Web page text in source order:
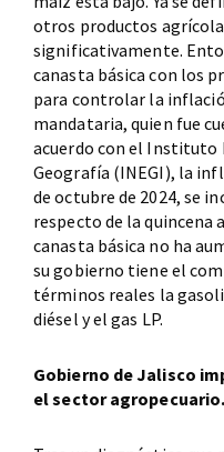
otros productos
significativamente.
canasta básica con los
para controlar la
mandataria, quien fue
acuerdo con el Instituto
Geografía (INEGI), la
de octubre de 2024, se
respecto de la quincena
canasta básica no ha
su gobierno tiene el
términos reales la
diésel y el gas LP.
Gobierno de Jalisco
el sector agropecuario.